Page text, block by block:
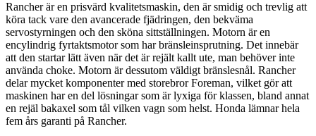
Rancher är en prisvärd kvalitetsmaskin, den är smidig och trevlig att
köra tack vare den avancerade fjädringen, den bekväma
servostyrningen och den sköna sittställningen. Motorn är en
encylindrig fyrtaktsmotor som har bränsleinsprutning. Det innebär
att den startar lätt även när det är rejält kallt ute, man behöver inte
använda choke. Motorn är dessutom väldigt bränslesnål. Rancher
delar mycket komponenter med storebror Foreman, vilket gör att
maskinen har en del lösningar som är lyxiga för klassen, bland annat
en rejäl bakaxel som tål vilken vagn som helst. Honda lämnar hela
fem års garanti på Rancher.